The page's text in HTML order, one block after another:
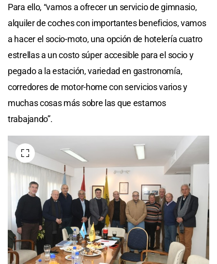
Para ello, “vamos a ofrecer un servicio de gimnasio,
alquiler de coches con importantes beneficios, vamos
a hacer el socio-moto, una opción de hotelería cuatro
estrellas a un costo súper accesible para el socio y
pegado a la estación, variedad en gastronomía,
corredores de motor-home con servicios varios y
muchas cosas más sobre las que estamos
trabajando”.